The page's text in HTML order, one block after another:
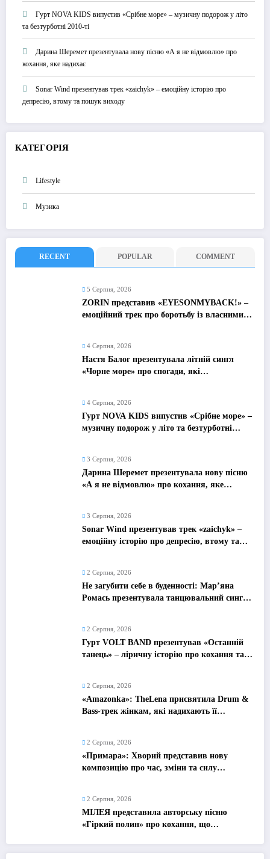
Гурт NOVA KIDS випустив «Срібне море» – музичну подорож у літо
та безтурботні 2010-ті
Дарина Шеремет презентувала нову пісню «А я не відмовлю» про
кохання, яке надихає
Sonar Wind презентував трек «zaichyk» – емоційну історію про
депресію, втому та пошук виходу
КАТЕГОРІЯ
Lifestyle
Музика
RECENT POPULAR COMMENT
5 Серпня, 2026
ZORIN представив «EYESONMYBACK!» –
емоційний трек про боротьбу із власними
4 Серпня, 2026
Настя Балог презентувала літній сингл
«Чорне море» про спогади, які
4 Серпня, 2026
Гурт NOVA KIDS випустив «Срібне море» –
музичну подорож у літо та безтурботні
3 Серпня, 2026
Дарина Шеремет презентувала нову пісню
«А я не відмовлю» про кохання, яке
3 Серпня, 2026
Sonar Wind презентував трек «zaichyk» –
емоційну історію про депресію, втому та
2 Серпня, 2026
Не загубити себе в буденності: Мар’яна
Ромась презентувала танцювальний сингл
2 Серпня, 2026
Гурт VOLT BAND презентував «Останній
танець» – ліричну історію про кохання та
2 Серпня, 2026
«Amazonka»: TheLena присвятила Drum &
Bass-трек жінкам, які надихають її
2 Серпня, 2026
«Примара»: Хворий представив нову
композицію про час, зміни та силу
2 Серпня, 2026
МІЛЕЯ представила авторську пісню
«Гіркий полин» про кохання, що